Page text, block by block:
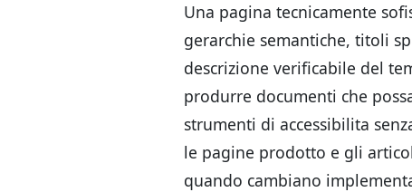
Una pagina tecnicamente
gerarchie semantiche, titoli
descrizione verificabile del
produrre documenti che
strumenti di accessibilita
le pagine prodotto e gli
quando cambiano